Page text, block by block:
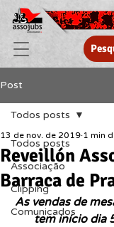
Post
Todos posts
Associação
Clipping
Comunicados
Todos posts
Reveillón
Barraca de
13 de nov. de 2019 1 min
As vendas de
tem início dia